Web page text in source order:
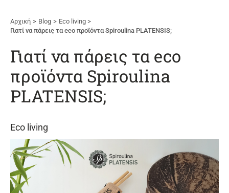
Αρχική Blog
Εco living
Γιατί να πάρεις τα eco προϊόντα Spiroulina PLATENSIS;
Γιατί να πάρεις τα eco
προϊόντα Spiroulina
PLATENSIS;
Εco living